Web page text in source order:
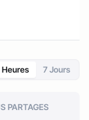
7 Jours
PARTAGES